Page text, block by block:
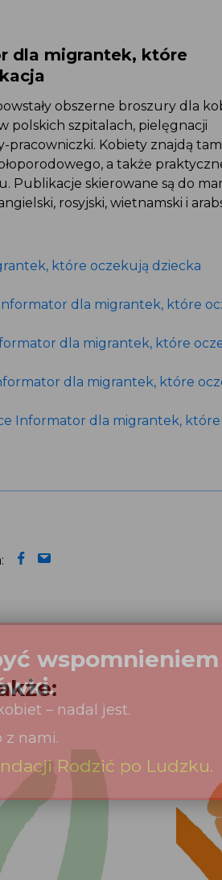
dla migrantek, które
obszerne broszury dla
polskich szpitalach, pielęgnacji
pracowniczki. Kobiety znajdą tam
a także
Publikacje skierowane są do
rosyjski, wietnamski i
które oczekują dziecka
dla migrantek, które
dla migrantek, które
dla migrantek, które
Informator dla migrantek, które